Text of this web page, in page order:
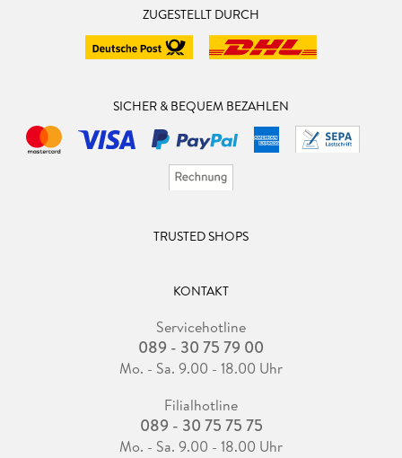
ZUGESTELLT DURCH
SICHER & BEQUEM BEZAHLEN
TRUSTED SHOPS
KONTAKT
Servicehotline
089 - 30 75 79 00
Mo. - Sa. 9.00 - 18.00 Uhr
Filialhotline
089 - 30 75 75 75
Mo. - Sa. 9.00 - 18.00 Uhr